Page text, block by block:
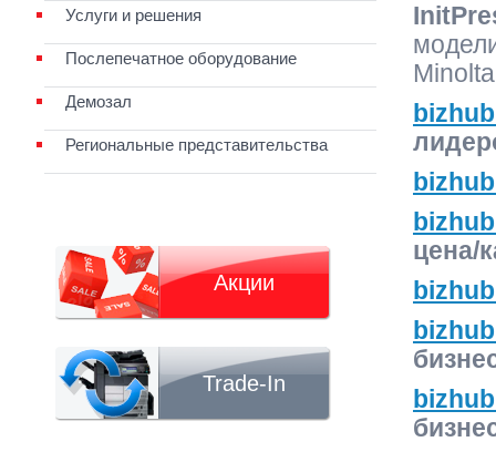
цена/
Услуги и решения
Послепечатное оборудование
Демозал
Региональные представительства
Акции
Trade-In